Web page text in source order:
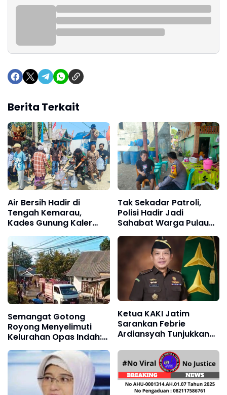
Berita Terkait
Air Bersih Hadir di
Tengah Kemarau,
Kades Gunung Kaler
Sampaikan Terima
Kasih kepada KJNI
Tak Sekadar Patroli,
Polisi Hadir Jadi
Sahabat Warga Pulau
Barrang Lompo
Semangat Gotong
Royong Menyelimuti
Kelurahan Opas Indah:
Lurah, Jajaran RT/RW
dan Masyarakat
Bersihkan Lingkungan
Ketua KAKI Jatim
Sarankan Febrie
Ardiansyah Tunjukkan
Proses Hukum, Bukan
Ajukan Praperadilan